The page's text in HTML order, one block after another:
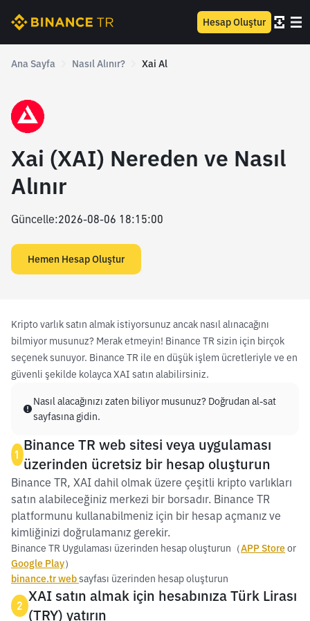
Hesap Oluştur
Ana Sayfa Nasıl Alınır? Xai Al
Xai (XAI) Nereden ve Nasıl
Alınır
Güncelle:2026-08-06 18:15:00
Hemen Hesap Oluştur
Kripto varlık satın almak istiyorsunuz ancak nasıl alınacağını
bilmiyor musunuz? Merak etmeyin! Binance TR sizin için birçok
seçenek sunuyor. Binance TR ile en düşük işlem ücretleriyle ve en
güvenli şekilde kolayca XAI satın alabilirsiniz.
Nasıl alacağınızı zaten biliyor musunuz? Doğrudan al-sat
sayfasına gidin.
1
Binance TR web sitesi veya uygulaması
üzerinden ücretsiz bir hesap oluşturun
Binance TR, XAI dahil olmak üzere çeşitli kripto varlıkları
satın alabileceğiniz merkezi bir borsadır. Binance TR
platformunu kullanabilmeniz için bir hesap açmanız ve
kimliğinizi doğrulamanız gerekir.
Binance TR Uygulaması üzerinden hesap oluşturun（APP Storeor
Google Play）
binance.tr websayfası üzerinden hesap oluşturun
2
XAI satın almak için hesabınıza Türk Lirası
(TRY) yatırın